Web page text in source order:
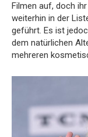
Filmen auf, doch
weiterhin in der
geführt. Es ist
dem natürlichen
mehreren